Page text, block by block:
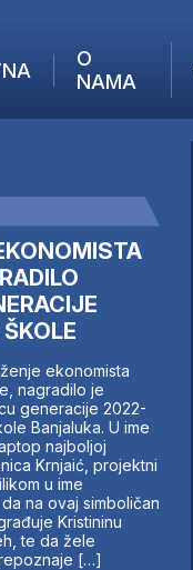
O
NAMA
ekonomista
nagradilo je
generacije 2022-
Banjaluka. U ime
najboljoj
Krnjaić, projektni
u ime
na ovaj simboličan
Kristininu
te da žele
[…]